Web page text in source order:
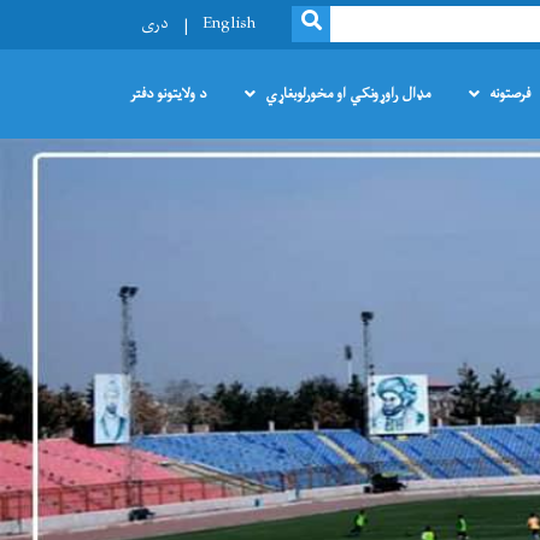
SEARCH
English دری
فرصتونه مډال راوړونکي او مخورلوبغاړي د ولایتونو دفتر